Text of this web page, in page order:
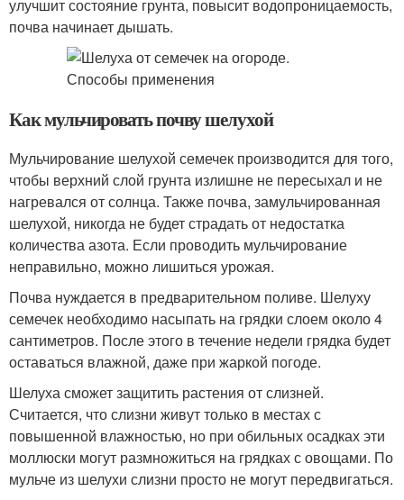
улучшит состояние грунта, повысит водопроницаемость,
почва начинает дышать.
Как мульчировать почву шелухой
Мульчирование шелухой семечек производится для того,
чтобы верхний слой грунта излишне не пересыхал и не
нагревался от солнца. Также почва, замульчированная
шелухой, никогда не будет страдать от недостатка
количества азота. Если проводить мульчирование
неправильно, можно лишиться урожая.
Почва нуждается в предварительном поливе. Шелуху
семечек необходимо насыпать на грядки слоем около 4
сантиметров. После этого в течение недели грядка будет
оставаться влажной, даже при жаркой погоде.
Шелуха сможет защитить растения от слизней.
Считается, что слизни живут только в местах с
повышенной влажностью, но при обильных осадках эти
моллюски могут размножиться на грядках с овощами. По
мульче из шелухи слизни просто не могут передвигаться.